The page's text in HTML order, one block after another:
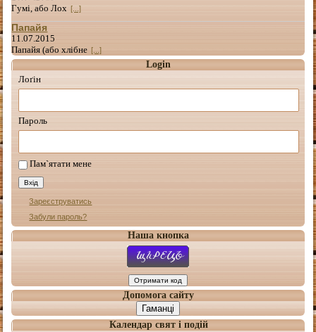
Гумі, або Лох [...]
Папайя
11.07.2015
Папайя (або хлібне [...]
Login
Лоґін
Пароль
Пам`ятати мене
Зареєструватись
Забули пароль?
Наша кнопка
Допомога сайту
Гаманці
Календар свят і подій